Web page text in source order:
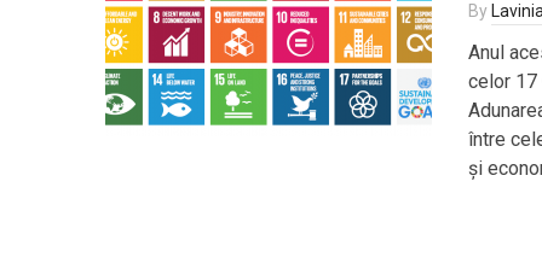
By
Anul
celor 17
între
și